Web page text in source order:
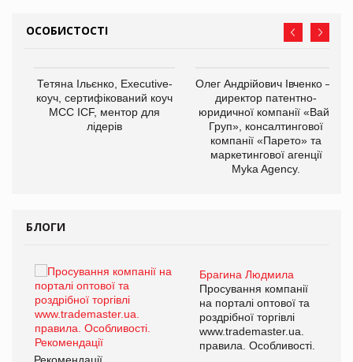
ОСОБИСТОСТІ
Тетяна Ільєнко, Executive-
коуч, сертифікований коуч
МСС ICF, ментор для
лідерів
Олег Андрійович Івченко —
директор патентно-
юридичної компанії «Вайз
Груп», консалтингової
компанії «Парето» та
маркетингової агенції
Myka Agency.
БЛОГИ
Брагина Людмила
Просування компанії
на порталі оптової та
роздрібної торгівлі
www.trademaster.ua.
правила. Особливості.
Рекомендації